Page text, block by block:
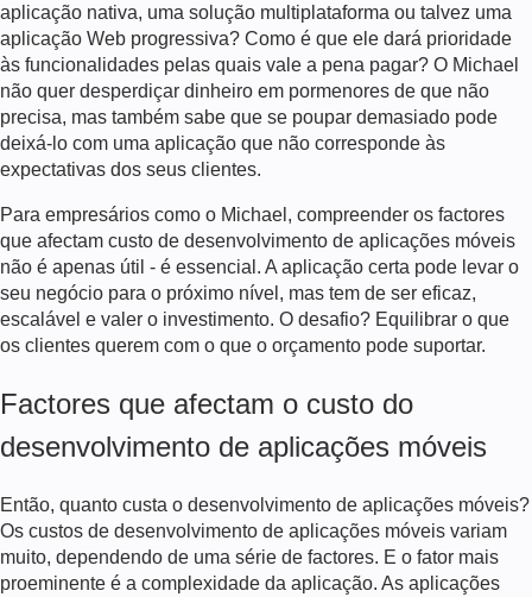
aplicação nativa, uma solução multiplataforma ou talvez uma
aplicação Web progressiva? Como é que ele dará prioridade
às funcionalidades pelas quais vale a pena pagar? O Michael
não quer desperdiçar dinheiro em pormenores de que não
precisa, mas também sabe que se poupar demasiado pode
deixá-lo com uma aplicação que não corresponde às
expectativas dos seus clientes.
Para empresários como o Michael, compreender os factores
que afectam custo de desenvolvimento de aplicações móveis
não é apenas útil - é essencial. A aplicação certa pode levar o
seu negócio para o próximo nível, mas tem de ser eficaz,
escalável e valer o investimento. O desafio? Equilibrar o que
os clientes querem com o que o orçamento pode suportar.
Factores que afectam o custo do
desenvolvimento de aplicações móveis
Então, quanto custa o desenvolvimento de aplicações móveis?
Os custos de desenvolvimento de aplicações móveis variam
muito, dependendo de uma série de factores. E o fator mais
proeminente é a complexidade da aplicação. As aplicações